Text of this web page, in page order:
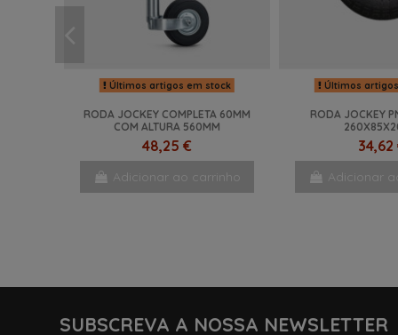
Últimos artigos em stock
RODA JOCKEY COMPLETA 60MM
COM ALTURA 560MM
48,25 €
Adicionar ao carrinho
Últimos
RODA JOCKEY
34,62
Adicionar
SUBSCREVA A NOSSA NEWSLETTER